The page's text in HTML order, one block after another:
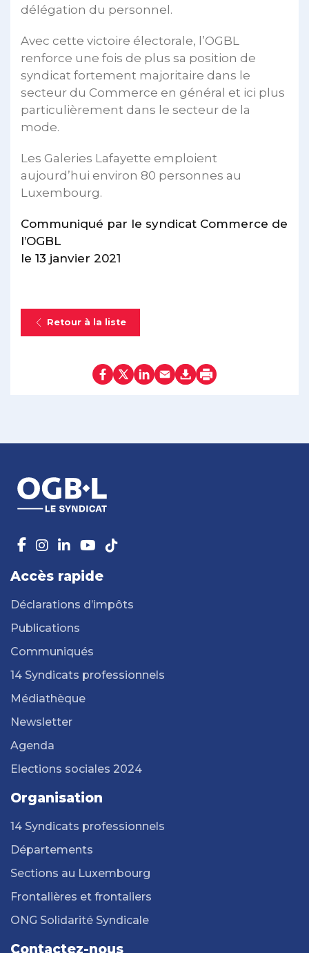
délégation du personnel.
Avec cette victoire électorale, l’OGBL
renforce une fois de plus sa position de
syndicat fortement majoritaire dans le
secteur du Commerce en général et ici plus
particulièrement dans le secteur de la
mode.
Les Galeries Lafayette emploient
aujourd’hui environ 80 personnes au
Luxembourg.
Communiqué par le syndicat Commerce de
l’OGBL
le 13 janvier 2021
Retour à la liste
Accès rapide
Déclarations d’impôts
Publications
Communiqués
14 Syndicats professionnels
Médiathèque
Newsletter
Agenda
Elections sociales 2024
Organisation
14 Syndicats professionnels
Départements
Sections au Luxembourg
Frontalières et frontaliers
ONG Solidarité Syndicale
Contactez-nous